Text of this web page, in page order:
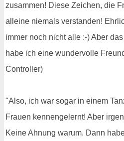
zusammen! Diese Zeichen, die
alleine niemals verstanden!
immer noch nicht alle :-) Aber
habe ich eine wundervolle
Controller)
"Also, ich war sogar in einem
Frauen kennengelernt! Aber
Keine Ahnung warum. Dann